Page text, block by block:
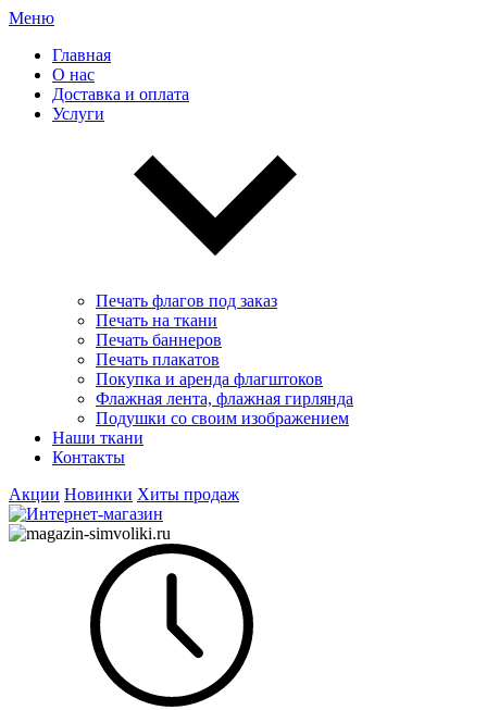
Меню
Главная
О нас
Доставка и оплата
Услуги
Печать флагов под заказ
Печать на ткани
Печать баннеров
Печать плакатов
Покупка и аренда флагштоков
Флажная лента, флажная гирлянда
Подушки со своим изображением
Наши ткани
Контакты
Акции Новинки Хиты продаж